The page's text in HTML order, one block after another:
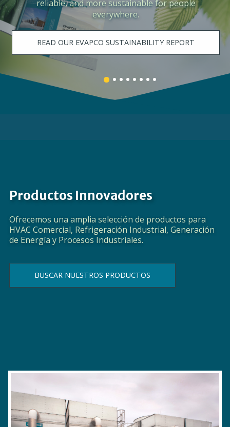
the need for process cooling, centralized
space cooling, and data center cooling.
LEARN MORE
Banner
details.
Banner
details.
Banner
details.
Banner
details.
Banner
details.
Banner
6
Banner
7
Banner
8
Productos Innovadores
Ofrecemos una amplia selección de productos para
HVAC Comercial, Refrigeración Industrial, Generación
de Energía y Procesos Industriales.
BUSCAR NUESTROS PRODUCTOS